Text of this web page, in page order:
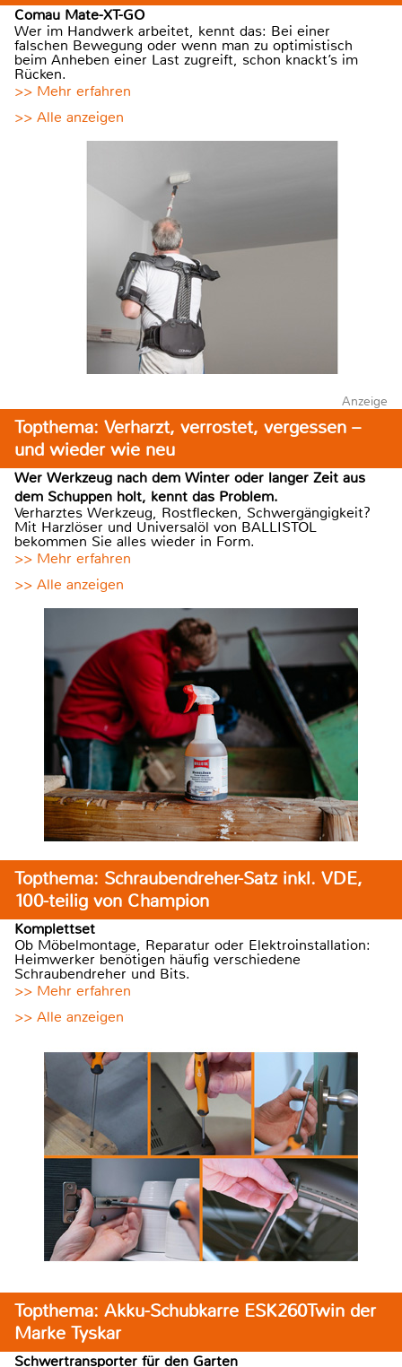
Comau Mate-XT-GO
Wer im Handwerk arbeitet, kennt das: Bei einer
falschen Bewegung oder wenn man zu optimistisch
beim Anheben einer Last zugreift, schon knackt’s im
Rücken.
>> Mehr erfahren
>> Alle anzeigen
Anzeige
Topthema: Verharzt, verrostet, vergessen –
und wieder wie neu
Wer Werkzeug nach dem Winter oder langer Zeit aus
dem Schuppen holt, kennt das Problem.
Verharztes Werkzeug, Rostflecken, Schwergängigkeit?
Mit Harzlöser und Universalöl von BALLISTOL
bekommen Sie alles wieder in Form.
>> Mehr erfahren
>> Alle anzeigen
Topthema: Schraubendreher-Satz inkl. VDE,
100-teilig von Champion
Komplettset
Ob Möbelmontage, Reparatur oder Elektroinstallation:
Heimwerker benötigen häufig verschiedene
Schraubendreher und Bits.
>> Mehr erfahren
>> Alle anzeigen
Topthema: Akku-Schubkarre ESK260Twin der
Marke Tyskar
Schwertransporter für den Garten